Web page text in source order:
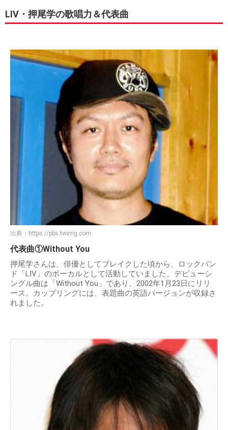
LIV・押尾学の歌唱力＆代表曲
出典： https://pbs.twimg.com
代表曲①Without You
押尾学さんは、俳優としてブレイクした頃から、ロックバン
ド「LIV」のボーカルとして活動していました。デビューシ
ングル曲は「Without You」であり、2002年1月23日にリリ
ース。カップリングには、表題曲の英語バージョンが収録さ
れました。